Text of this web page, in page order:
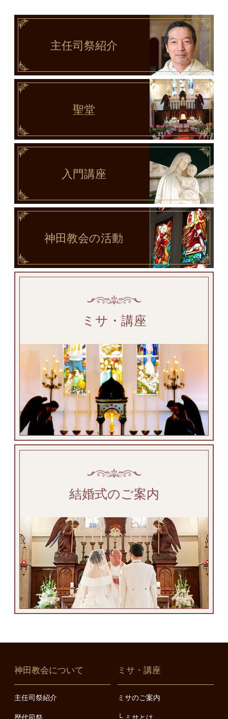
主任司祭紹介
聖堂
入門講座
神田教会の活動
ミサ・講座
結婚式のご案内
神田教会について
主任司祭紹介
ミサ・講座
ミサのご案内